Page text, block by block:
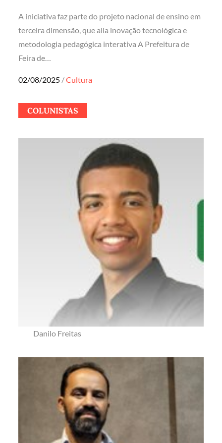
A iniciativa faz parte do projeto nacional de ensino em
terceira dimensão, que alia inovação tecnológica e
metodologia pedagógica interativa A Prefeitura de
Feira de…
Posted
02/08/2025 Cultura
COLUNISTAS
Danilo Freitas